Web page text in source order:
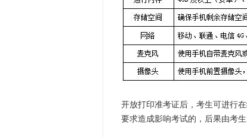
开放打印准考证后，考生可进行
要求造成影响考试的，后果由考生